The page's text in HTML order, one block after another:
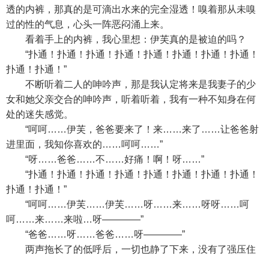
透的内裤，那真的是可滴出水来的完全湿透！嗅着那从未嗅
过的性的气息，心头一阵恶闷涌上来。
看着手上的内裤，我心里想：伊芙真的是被迫的吗？
“扑通！扑通！扑通！扑通！扑通！扑通！扑通！扑通！
扑通！扑通！”
不断听着二人的呻吟声，那是我认定将来是我妻子的少
女和她父亲交合的呻吟声，听着听着，我有一种不知身在何
处的迷失感觉。
“呵呵……伊芙，爸爸要来了！来……来了……让爸爸射
进里面，我知你喜欢的……呵呵……”
“呀……爸爸……不……好痛！啊！呀……”
“扑通！扑通！扑通！扑通！扑通！扑通！扑通！扑通！
扑通！扑通！”
“呵呵……伊芙……伊芙……呀……来……呀呀……呵
呵……来……来啦…呀————”
“爸爸……呀……爸爸……呀————”
两声拖长了的低呼后，一切也静了下来，没有了强压住